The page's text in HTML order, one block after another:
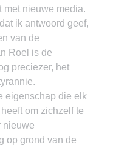
met nieuwe media.
ik antwoord geef,
van de
Roel is de
preciezer, het
eigenschap die elk
om zichzelf te
nieuwe
op grond van de